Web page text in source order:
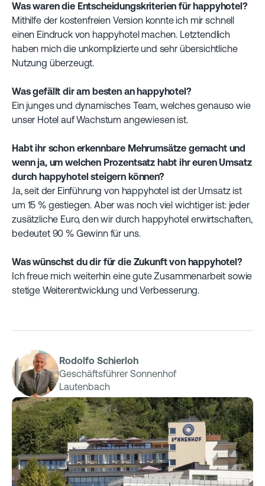
Was waren die Entscheidungskriterien für happyhotel?
Mithilfe der kostenfreien Version konnte ich mir schnell
einen Eindruck von happyhotel machen. Letztendlich
haben mich die unkomplizierte und sehr übersichtliche
Nutzung überzeugt.
Was gefällt dir am besten an happyhotel?
Ein junges und dynamisches Team, welches genauso wie
unser Hotel auf Wachstum angewiesen ist.
Habt ihr schon erkennbare Mehrumsätze gemacht und
wenn ja, um welchen Prozentsatz habt ihr euren Umsatz
durch happyhotel steigern können?
Ja, seit der Einführung von happyhotel ist der Umsatz ist
um 15 % gestiegen. Aber was noch viel wichtiger ist: jeder
zusätzliche Euro, den wir durch happyhotel erwirtschaften,
bedeutet 90 % Gewinn für uns.
Was wünschst du dir für die Zukunft von happyhotel?
Ich freue mich weiterhin eine gute Zusammenarbeit sowie
stetige Weiterentwicklung und Verbesserung.
Rodolfo Schierloh
Geschäftsführer Sonnenhof
Lautenbach